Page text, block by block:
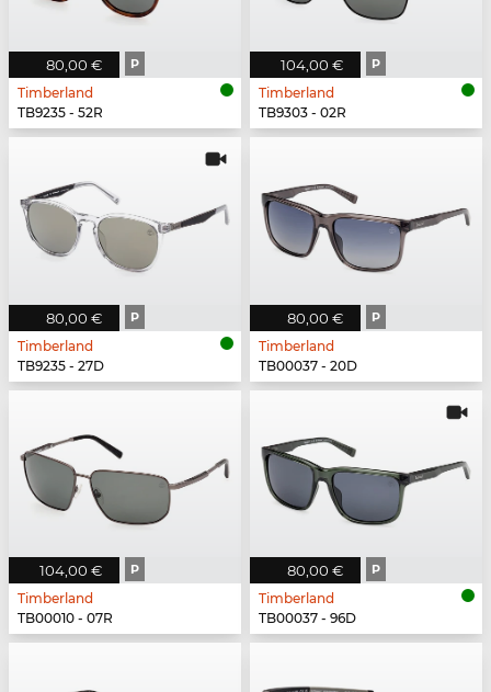
80,00 € P
Timberland
TB9235 - 52R
104,00 € P
Timberland
TB9303 - 02R
80,00 € P
Timberland
TB9235 - 27D
80,00 € P
Timberland
TB00037 - 20D
104,00 € P
Timberland
TB00010 - 07R
80,00 € P
Timberland
TB00037 - 96D